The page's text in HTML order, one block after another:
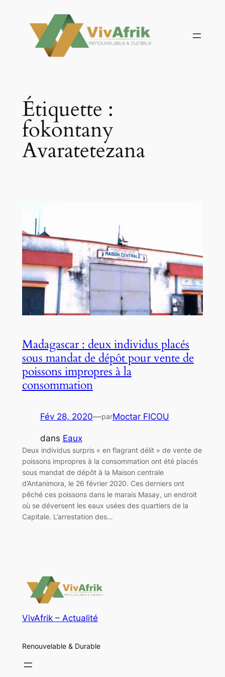
contenu
Étiquette :
fokontany
Avaratetezana
Madagascar : deux individus placés
sous mandat de dépôt pour vente de
poissons impropres à la
consommation
Fév 28, 2020—parMoctar FICOU
dans Eaux
Deux individus surpris « en flagrant délit » de vente de
poissons impropres à la consommation ont été placés
sous mandat de dépôt à la Maison centrale
d’Antanimora, le 26 février 2020. Ces derniers ont
pêché ces poissons dans le marais Masay, un endroit
où se déversent les eaux usées des quartiers de la
Capitale. L’arrestation des…
VivAfrik – Actualité
Renouvelable & Durable